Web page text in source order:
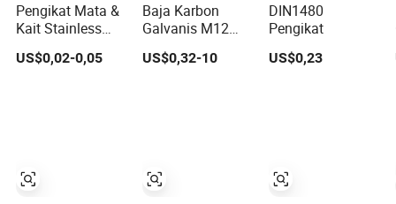
Pengikat Mata &
Kait Stainless
Steel Pengatur
Ketegangan Berat
US$0,02-0,05
Baja Karbon
Galvanis M12
M24 Pengikat
DIN 1480
US$0,32-10
DIN1480
Pengikat
US$0,23